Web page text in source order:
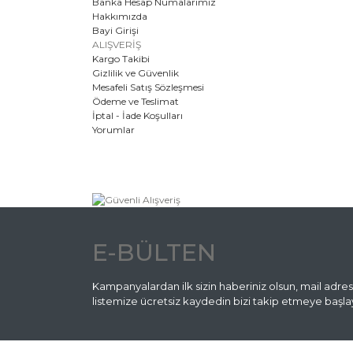
Hakkımızda
Bayi Girişi
ALIŞVERİŞ
Kargo Takibi
Gizlilik ve Güvenlik
Mesafeli Satış Sözleşmesi
Ödeme ve Teslimat
İptal - İade Koşulları
Yorumlar
E-BÜLTEN
Kampanyalardan ilk sizin haberiniz olsun, mail
listemize ücretsiz kaydedin bizi takip etmeye